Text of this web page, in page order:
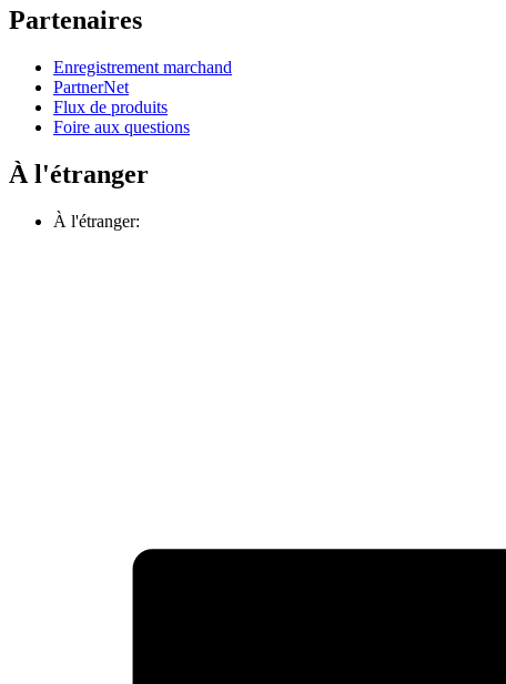
Partenaires
Enregistrement marchand
PartnerNet
Flux de produits
Foire aux questions
À l'étranger
À l'étranger: